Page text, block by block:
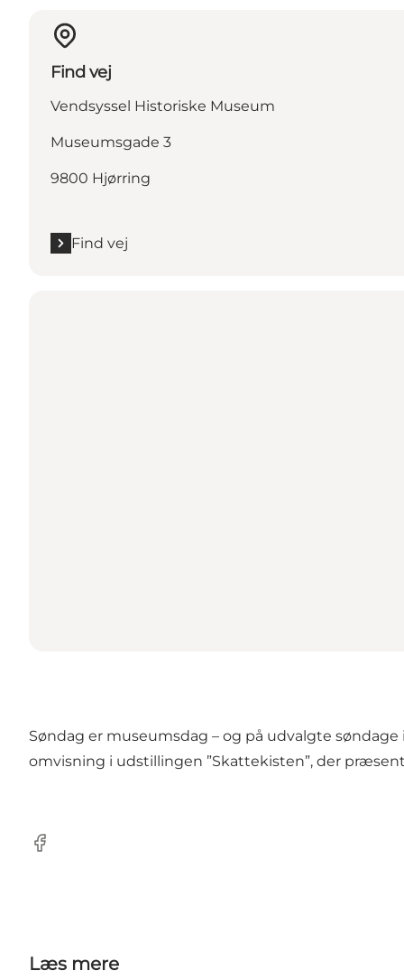
Find vej
Vendsyssel Historiske Museum
Museumsgade 3
9800 Hjørring
Find vej
Søndag er museumsdag – og på udvalgte
omvisning i udstillingen ”Skattekisten”, der
Facebook
Læs mere